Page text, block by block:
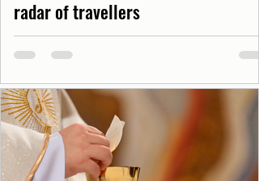
radar of travellers